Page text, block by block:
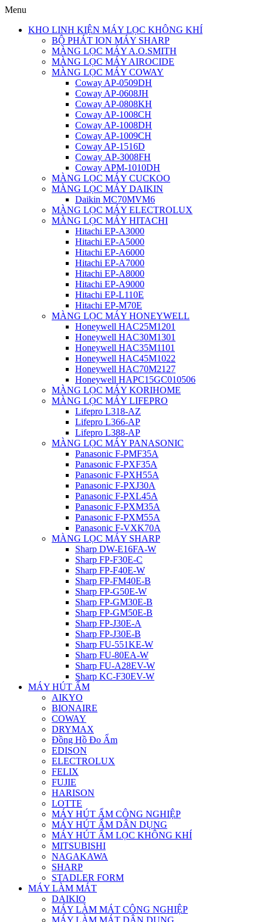
Menu
KHO LINH KIỆN MÁY LỌC KHÔNG KHÍ
BỘ PHÁT ION MÁY SHARP
MÀNG LỌC MÁY A.O.SMITH
MÀNG LỌC MÁY AIROCIDE
MÀNG LỌC MÁY COWAY
Coway AP-0509DH
Coway AP-0608JH
Coway AP-0808KH
Coway AP-1008CH
Coway AP-1008DH
Coway AP-1009CH
Coway AP-1516D
Coway AP-3008FH
Coway APM-1010DH
MÀNG LỌC MÁY CUCKOO
MÀNG LỌC MÁY DAIKIN
Daikin MC70MVM6
MÀNG LỌC MÁY ELECTROLUX
MÀNG LỌC MÁY HITACHI
Hitachi EP-A3000
Hitachi EP-A5000
Hitachi EP-A6000
Hitachi EP-A7000
Hitachi EP-A8000
Hitachi EP-A9000
Hitachi EP-L110E
Hitachi EP-M70E
MÀNG LỌC MÁY HONEYWELL
Honeywell HAC25M1201
Honeywell HAC30M1301
Honeywell HAC35M1101
Honeywell HAC45M1022
Honeywell HAC70M2127
Honeywell HAPC15GC010506
MÀNG LỌC MÁY KORIHOME
MÀNG LỌC MÁY LIFEPRO
Lifepro L318-AZ
Lifepro L366-AP
Lifepro L388-AP
MÀNG LỌC MÁY PANASONIC
Panasonic F-PMF35A
Panasonic F-PXF35A
Panasonic F-PXH55A
Panasonic F-PXJ30A
Panasonic F-PXL45A
Panasonic F-PXM35A
Panasonic F-PXM55A
Panasonic F-VXK70A
MÀNG LỌC MÁY SHARP
Sharp DW-E16FA-W
Sharp FP-F30E-C
Sharp FP-F40E-W
Sharp FP-FM40E-B
Sharp FP-G50E-W
Sharp FP-GM30E-B
Sharp FP-GM50E-B
Sharp FP-J30E-A
Sharp FP-J30E-B
Sharp FU-551KE-W
Sharp FU-80EA-W
Sharp FU-A28EV-W
Sharp KC-F30EV-W
MÁY HÚT ẨM
AIKYO
BIONAIRE
COWAY
DRYMAX
Đồng Hồ Đo Ẩm
EDISON
ELECTROLUX
FELIX
FUJIE
HARISON
LOTTE
MÁY HÚT ẨM CÔNG NGHIỆP
MÁY HÚT ẨM DÂN DỤNG
MÁY HÚT ẨM LỌC KHÔNG KHÍ
MITSUBISHI
NAGAKAWA
SHARP
STADLER FORM
MÁY LÀM MÁT
DAIKIO
MÁY LÀM MÁT CÔNG NGHIỆP
MÁY LÀM MÁT DÂN DỤNG